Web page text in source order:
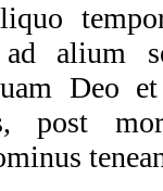
alium
Deo
post